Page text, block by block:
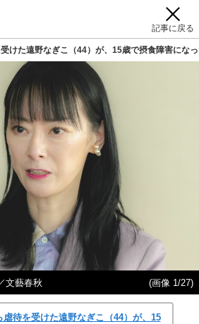
記事に戻る
けた遠野なぎこ（44）が、15歳で摂食障害にな
文藝春秋 (画像 1/27)
虐待を受けた遠野なぎこ（44）が、15